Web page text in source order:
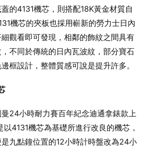
的4131機芯，則搭配18K黃金材質自
機芯的夾板也採用嶄新的勞力士日內
觀看即可發現，相鄰的飾紋之間具有
不同於傳統的日內瓦波紋，部分寶石
框設計，整體質感可說是提升許多。
24小時耐力賽百年紀念迪通拿錶款上
4131機芯為基礎所進行改良的機芯，
九點鐘位置的12小時計時盤改為24小